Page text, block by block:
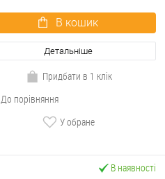
В кошик
Детальніше
Придбати в 1 клік
До порівняння
У обране
В наявності